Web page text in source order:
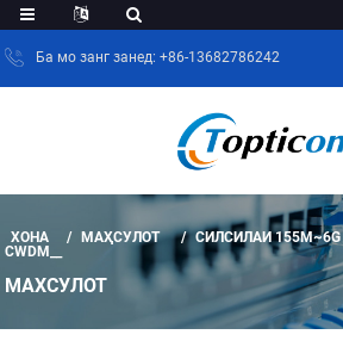
Ба мо занг занед: +86-13682786242
ХОНА МАҲСУЛОТ СИЛСИЛАИ 155M~6G
CWDM__
МАХСУЛОТ